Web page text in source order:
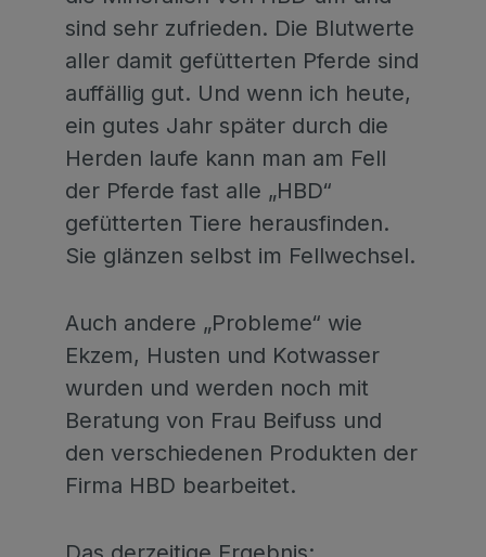
sind sehr zufrieden. Die Blutwerte
aller damit gefütterten Pferde sind
auffällig gut. Und wenn ich heute,
ein gutes Jahr später durch die
Herden laufe kann man am Fell
der Pferde fast alle „HBD“
gefütterten Tiere herausfinden.
Sie glänzen selbst im Fellwechsel.
Auch andere „Probleme“ wie
Ekzem, Husten und Kotwasser
wurden und werden noch mit
Beratung von Frau Beifuss und
den verschiedenen Produkten der
Firma HBD bearbeitet.